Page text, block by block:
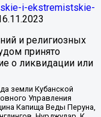
i-ekstremistskie-
и религиозных
принято
о ликвидации или
земли Кубанской
Управления
Капища Веды Перуна,